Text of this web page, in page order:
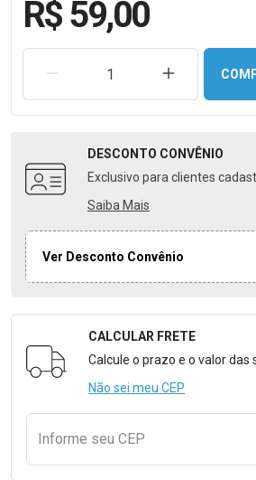
R$ 59,00
REMOVER UMA UNIDADEAUMENTAR
DESCONTO CONVÊNIO
Exclusivo para clientes
Saiba Mais
Ver Desconto Convênio
Formulário para Calcular o
CALCULAR FRETE
Calcule o prazo e o valor das
Não sei meu CEP
Informe seu CEP